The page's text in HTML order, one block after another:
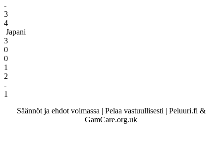
-
3
4
Japani
3
0
0
1
2
-
1
Säännöt ja ehdot voimassa | Pelaa vastuullisesti | Peluuri.fi &
GamCare.org.uk